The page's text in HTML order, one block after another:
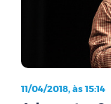
11/04/2018, às 15:14